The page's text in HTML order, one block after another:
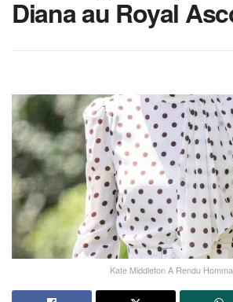
Diana au Royal
Kate Middleton A Rendu